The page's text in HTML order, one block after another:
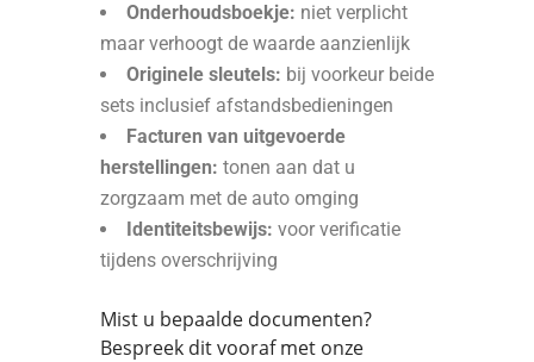
Onderhoudsboekje: niet verplicht
maar verhoogt de waarde aanzienlijk
Originele sleutels: bij voorkeur beide
sets inclusief afstandsbedieningen
Facturen van uitgevoerde
herstellingen: tonen aan dat u
zorgzaam met de auto omging
Identiteitsbewijs: voor verificatie
tijdens overschrijving
Mist u bepaalde documenten?
Bespreek dit vooraf met onze